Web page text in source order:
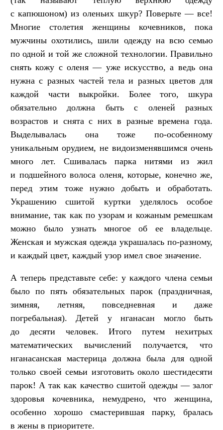
с капюшоном) из оленьих шкур? Поверьте — все!
Многие столетия женщины кочевников, пока
мужчины охотились, шили одежду на всю семью
по одной и той же сложной технологии. Правильно
снять кожу с оленя — уже искусство, а ведь она
нужна с разных частей тела и разных цветов для
каждой части выкройки. Более того, шкура
обязательно должна быть с оленей разных
возрастов и снята с них в разные времена года.
Выделывалась она тоже по-особенному
уникальным орудием, не видоизменявшимся очень
много лет. Сшивалась парка нитями из жил
и подшейного волоса оленя, которые, конечно же,
перед этим тоже нужно добыть и обработать.
Украшению сшитой куртки уделялось особое
внимание, так как по узорам и кожаным ремешкам
можно было узнать многое об ее владельце.
Женская и мужская одежда украшалась по-разному,
и каждый цвет, каждый узор имел свое значение.
А теперь представьте себе: у каждого члена семьи
было по пять обязательных парок (праздничная,
зимняя, летняя, повседневная и даже
погребальная). Детей у нганасан могло быть
до десяти человек. Итого путем нехитрых
математических вычислений получается, что
нганасанская мастерица должна была для одной
только своей семьи изготовить около шестидесяти
парок! А так как качество сшитой одежды — залог
здоровья кочевника, немудрено, что женщина,
особенно хорошо смастерившая парку, бралась
в жены в приоритете.